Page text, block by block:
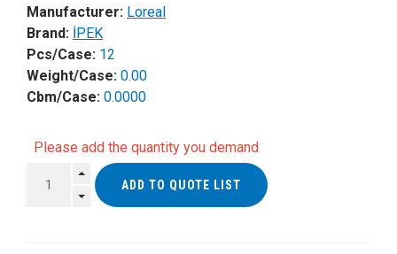
Manufacturer: Loreal
Brand: İPEK
Pcs/Case: 12
Weight/Case: 0.00
Cbm/Case: 0.0000
Please add the quantity you demand